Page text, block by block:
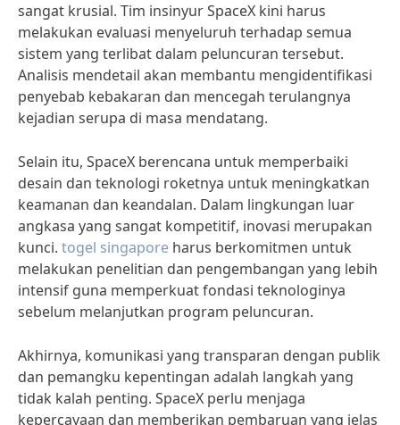
sangat krusial. Tim insinyur SpaceX kini harus
melakukan evaluasi menyeluruh terhadap semua
sistem yang terlibat dalam peluncuran tersebut.
Analisis mendetail akan membantu mengidentifikasi
penyebab kebakaran dan mencegah terulangnya
kejadian serupa di masa mendatang.
Selain itu, SpaceX berencana untuk memperbaiki
desain dan teknologi roketnya untuk meningkatkan
keamanan dan keandalan. Dalam lingkungan luar
angkasa yang sangat kompetitif, inovasi merupakan
kunci. togel singapore harus berkomitmen untuk
melakukan penelitian dan pengembangan yang lebih
intensif guna memperkuat fondasi teknologinya
sebelum melanjutkan program peluncuran.
Akhirnya, komunikasi yang transparan dengan publik
dan pemangku kepentingan adalah langkah yang
tidak kalah penting. SpaceX perlu menjaga
kepercayaan dan memberikan pembaruan yang jelas